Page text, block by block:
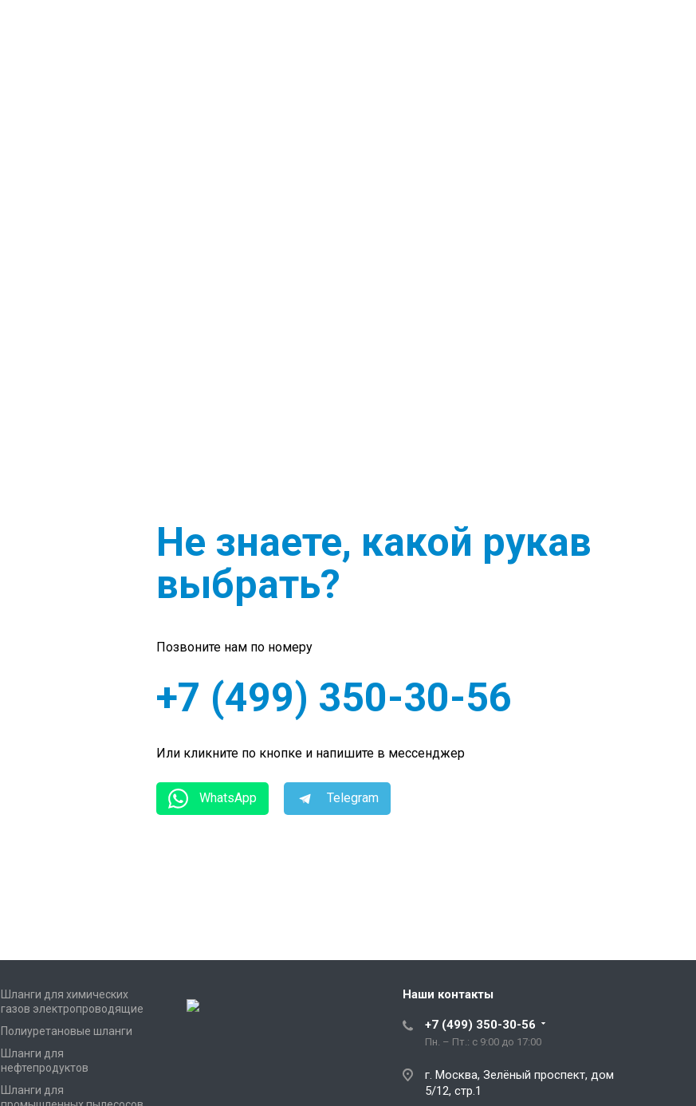
Не знаете, какой рукав
выбрать?
Позвоните нам по номеру
+7 (499) 350-30-56
Или кликните по кнопке и напишите в мессенджер
WhatsApp Telegram
Шланги для химических
газов электропроводящие
Полиуретановые шланги
Шланги для
нефтепродуктов
Шланги для
Наши контакты
+7 (499) 350-30-56
Пн. – Пт.: с 9:00 до 17:00
г. Москва, Зелёный проспект, дом
5/12, стр.1